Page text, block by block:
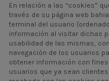
En relación a las “cookies”
través de su página web
terminal del usuario
información al visitar dichas
usabilidad de las mismas,
navegación de los usuarios
obtener información con
usuarios que ya sean clientes